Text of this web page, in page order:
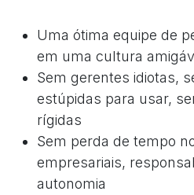
Uma ótima equipe de
em uma cultura
Sem gerentes idiotas,
estúpidas para usar,
rígidas
Sem perda de tempo
empresariais,
autonomia